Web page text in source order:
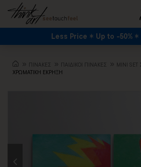
Less Price Up to -50%
ΠΙΝΑΚΕΣ ΠΑΙΔΙΚΟΙ ΠΙΝΑΚΕΣ
MINI
ΧΡΩΜΑΤΙΚΗ ΕΚΡΗΞΗ